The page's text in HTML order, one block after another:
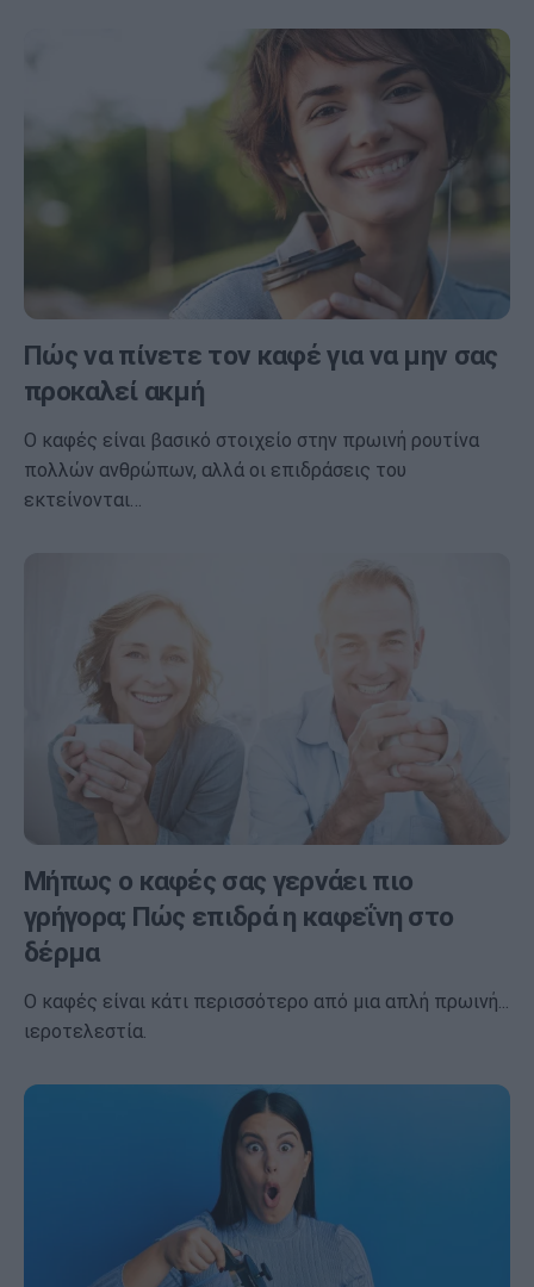
Πώς να πίνετε τον καφέ για να μην σας
προκαλεί ακμή
Ο καφές είναι βασικό στοιχείο στην πρωινή ρουτίνα
πολλών ανθρώπων, αλλά οι επιδράσεις του
εκτείνονται…
Μήπως ο καφές σας γερνάει πιο
γρήγορα; Πώς επιδρά η καφεΐνη στο
δέρμα
Ο καφές είναι κάτι περισσότερο από μια απλή πρωινή...
ιεροτελεστία.